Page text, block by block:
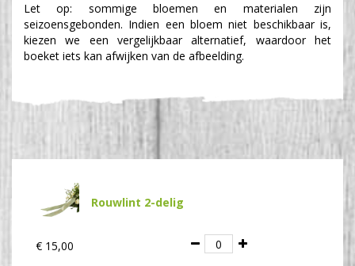
Let op: sommige bloemen en materialen zijn
seizoensgebonden. Indien een bloem niet beschikbaar is,
kiezen we een vergelijkbaar alternatief, waardoor het
boeket iets kan afwijken van de afbeelding.
Rouwlint 2-delig
€ 15,00